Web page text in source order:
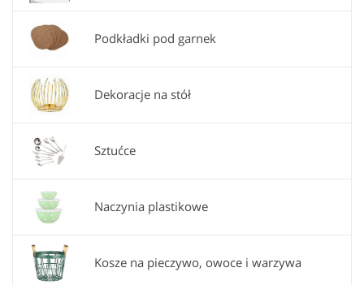
wyłącznie wysokiej jakości akcesoria do jadalni od
renomowanych producentów.
Podkładki pod garnek
Dekoracje na stół
Sztućce
Naczynia plastikowe
Kosze na pieczywo, owoce i warzywa